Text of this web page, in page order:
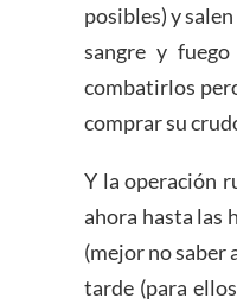
posibles) y
sangre y
combatirlos
comprar su
Y la operación
ahora hasta las
(mejor no saber
tarde (para